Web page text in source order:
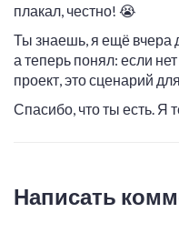
плакал, честно! 😭
Ты знаешь, я ещё вчера
а теперь понял: если
проект, это сценарий
Спасибо, что ты есть. Я
Написать